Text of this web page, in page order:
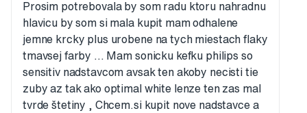
Prosim potrebovala by som radu ktoru nahradnu
hlavicu by som si mala kupit mam odhalene
jemne krcky plus urobene na tych miestach flaky
tmavsej farby ... Mam sonicku kefku philips so
sensitiv nadstavcom avsak ten akoby necisti tie
zuby az tak ako optimal white lenze ten zas mal
tvrde štetiny , Chcem.si kupit nove nadstavce a